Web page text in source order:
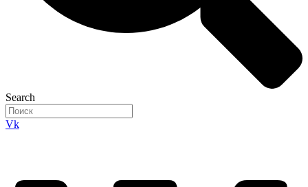
Search
Vk